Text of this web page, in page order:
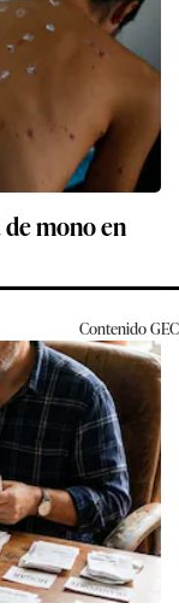
mono en
ContenidoGEC